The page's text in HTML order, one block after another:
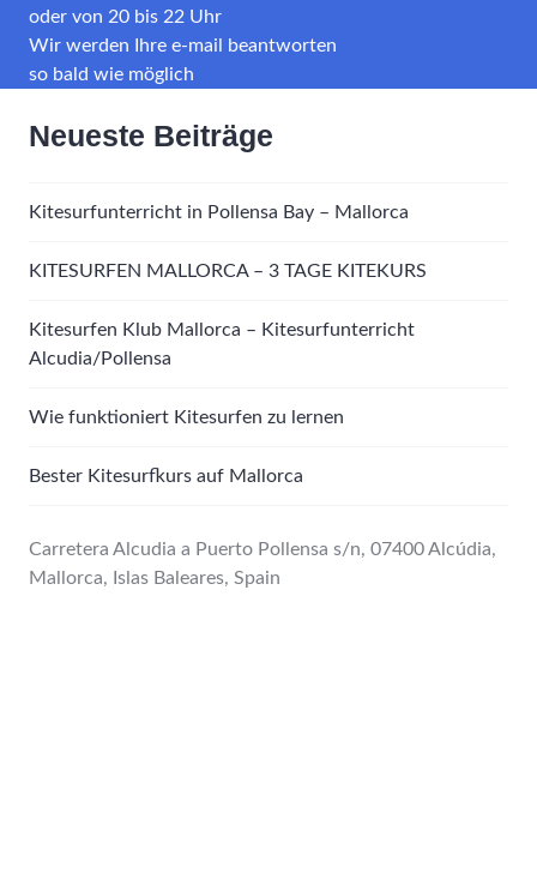
oder von 20 bis 22 Uhr
Wir werden Ihre e-mail beantworten
so bald wie möglich
Neueste Beiträge
Kitesurfunterricht in Pollensa Bay – Mallorca
KITESURFEN MALLORCA – 3 TAGE KITEKURS
Kitesurfen Klub Mallorca – Kitesurfunterricht
Alcudia/Pollensa
Wie funktioniert Kitesurfen zu lernen
Bester Kitesurfkurs auf Mallorca
Carretera Alcudia a Puerto Pollensa s/n, 07400 Alcúdia,
Mallorca, Islas Baleares, Spain